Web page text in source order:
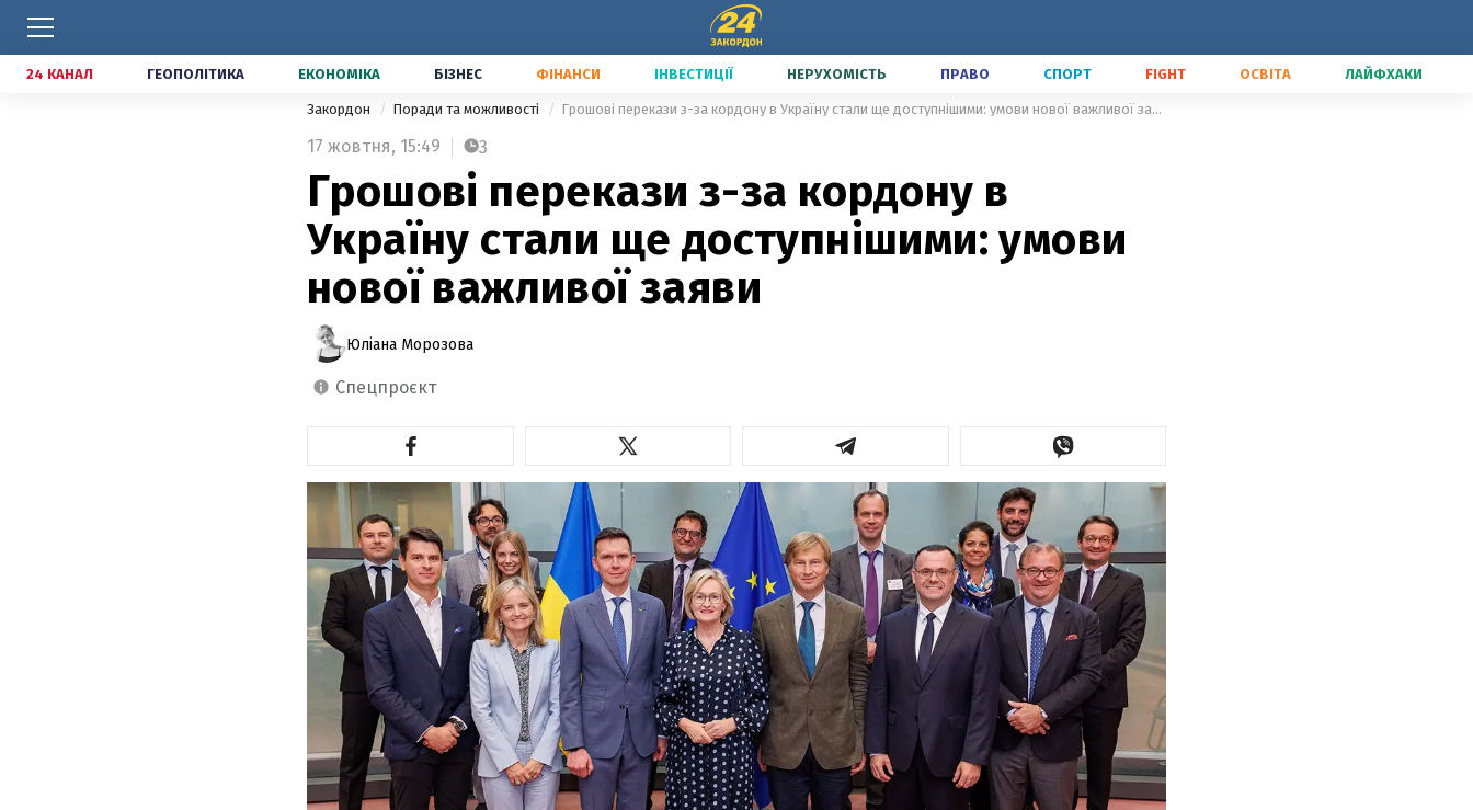
24 КАНАЛ ГЕОПОЛІТИКА ЕКОНОМІКА БІЗНЕС ФІНАНСИ ІНВЕСТИЦІЇ НЕРУХОМІСТЬ ПРАВО СПОРТ FIGHT ОСВІТА ЛАЙФХАКИ
Закордон Поради та можливості Грошові перекази з-за кордону в Україну стали ще доступнішими: умови нової важливої заяви
17 жовтня, 15:49 3
Грошові перекази з-за кордону в
Україну стали ще доступнішими: умови
нової важливої заяви
Юліана Морозова
спецпроєкт